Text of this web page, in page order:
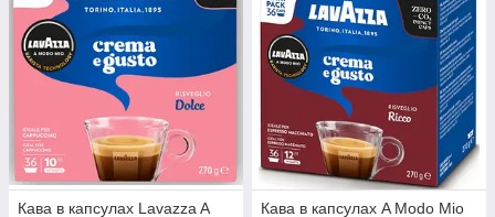
Кава в капсулах Lavazza A
Кава в капсулах A Modo Mio